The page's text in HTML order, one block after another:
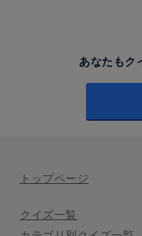
あなたもク
トップページ
クイズ一覧